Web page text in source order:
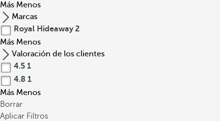
Más Menos
Marcas
Royal Hideaway 2
Más Menos
Valoración de los clientes
4.5 1
4.8 1
Más Menos
Borrar
Aplicar Filtros